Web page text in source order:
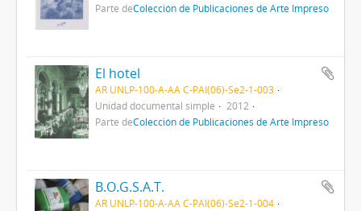
Parte deColección de Publicaciones de Arte Impreso
El hotel
AR UNLP-100-A-AA C-PAI(06)-Se2-1-003
Unidad documental simple
2012
Parte deColección de Publicaciones de Arte Impreso
B.O.G.S.A.T.
AR UNLP-100-A-AA C-PAI(06)-Se2-1-004